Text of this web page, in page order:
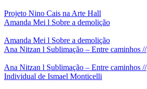
Projeto Nino Cais na Arte Hall
Amanda Mei l Sobre a demolição
Amanda Mei l Sobre a demolição
Ana Nitzan l Sublimação – Entre caminhos //
Ana Nitzan l Sublimação – Entre caminhos //
Individual de Ismael Monticelli